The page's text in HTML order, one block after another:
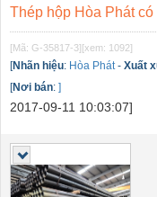
Thép hộp Hòa Phát
[Mã: G-35817-3][xem: 1092]
[Nhãn hiệu: Hòa Phát- Xuất
[Nơi bán: ]
2017-09-11 10:03:07]